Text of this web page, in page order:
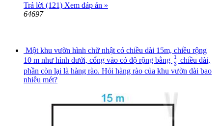
Trả lời (121) Xem đáp án »
64697
Một khu vườn hình chữ nhật có chiều dài 15m, chiều rộng
10 m như hình dưới, cổng vào có độ rộng bằng
1
3
13
chiều dài,
phần còn lại là hàng rào. Hỏi hàng rào của khu vườn dài bao
nhiêu mét?